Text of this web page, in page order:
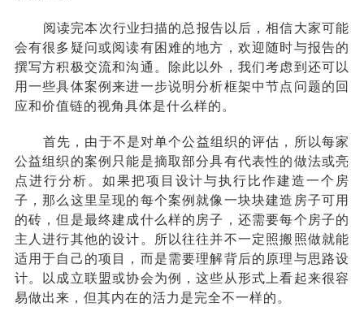
阅读完本次行业扫描的总报告以后，相信大家可能
会有很多疑问或阅读有困难的地方，欢迎随时与报告的
撰写方积极交流和沟通。除此以外，我们考虑到还可以
用一些具体案例来进一步说明分析框架中节点问题的回
应和价值链的视角具体是什么样的。
首先，由于不是对单个公益组织的评估，所以每家
公益组织的案例只能是摘取部分具有代表性的做法或亮
点进行分析。如果把项目设计与执行比作建造一个房
子，那么这里呈现的每个案例就像一块块建造房子可用
的砖，但是最终建成什么样的房子，还需要每个房子的
主人进行其他的设计。所以往往并不一定照搬照做就能
适用于自己的项目，而是需要理解背后的原理与思路设
计。以成立联盟或协会为例，这些从形式上看起来很容
易做出来 ， 但其内在的活力是完全不一样的。